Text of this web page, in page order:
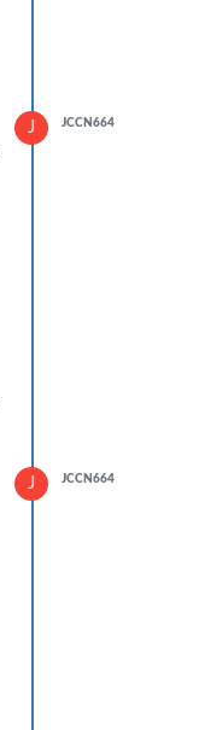
J JCCN664
J JCCN664